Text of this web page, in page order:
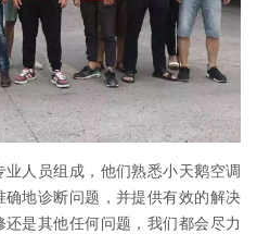
人员组成，他们熟悉小天鹅空调
地诊断问题，并提供有效的解决
是其他任何问题，我们都会尽力